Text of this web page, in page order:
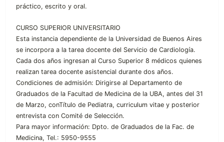
práctico, escrito y oral.
CURSO SUPERIOR UNIVERSITARIO
Esta instancia dependiente de la Universidad de Buenos Aires
se incorpora a la tarea docente del Servicio de Cardiología.
Cada dos años ingresan al Curso Superior 8 médicos quienes
realizan tarea docente asistencial durante dos años.
Condiciones de admisión: Dirigirse al Departamento de
Graduados de la Facultad de Medicina de la UBA, antes del 31
de Marzo, conTítulo de Pediatra, curriculum vitae y posterior
entrevista con Comité de Selección.
Para mayor información: Dpto. de Graduados de la Fac. de
Medicina, Tel.: 5950-9555